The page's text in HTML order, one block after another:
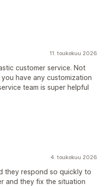
11. toukokuu 2026
customer service. Not
have any customization
team is super helpful
4. toukokuu 2026
they respond so quickly to
and they fix the situation